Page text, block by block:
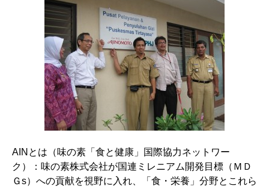
AINとは（味の素「食と健康」国際協力ネットワー
ク）：味の素株式会社が国連ミレニアム開発目標（ＭＤ
Ｇs）への貢献を視野に入れ、「食・栄養」分野とこれら